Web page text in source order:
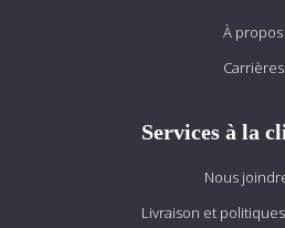
À propos
Carrières
Services à la
Nous
Livraison et